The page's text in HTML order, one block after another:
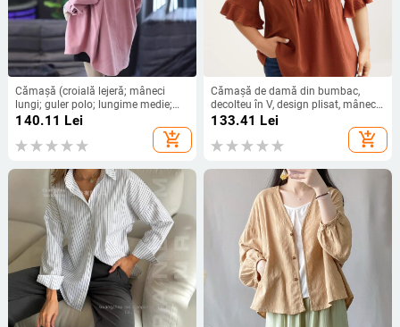
Cămașă (croială lejeră; mâneci
lungi; guler polo; lungime medie;
poliester)
140.11 Lei
add_shopping_cart
Cămașă de damă din bumbac,
decolteu în V, design plisat, mâneci
scurte cu volane, croială lejeră
133.41 Lei
add_shopping_cart